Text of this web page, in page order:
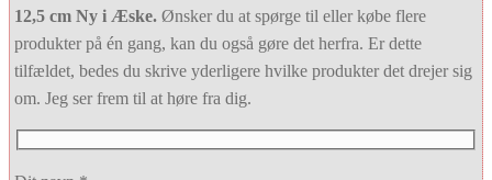
12,5 cm Ny i Æske. Ønsker du at spørge til eller købe flere
produkter på én gang, kan du også gøre det herfra. Er dette
tilfældet, bedes du skrive yderligere hvilke produkter det drejer sig
om. Jeg ser frem til at høre fra dig.